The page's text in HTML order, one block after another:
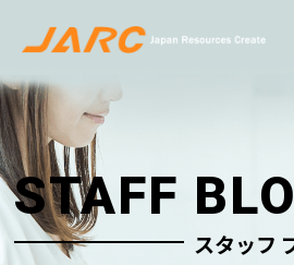
STAFF
スタッフ